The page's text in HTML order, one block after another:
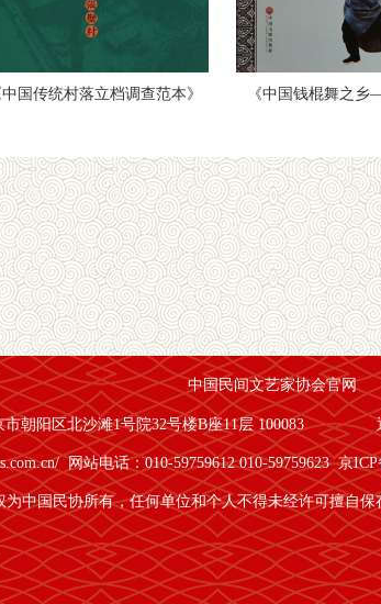
中国传统村落立档调查范本》
中国民间文艺家协会官网
朝阳区北沙滩1号院32号楼B座11层 100083
网站电话：010-59759612 010-59759623京
中国民协所有，任何单位和个人不得未经许可擅自